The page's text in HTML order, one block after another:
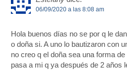
06/09/2020 a las 8:08 am
Hola buenos días no se por q le
o doña si. A uno lo bautizaron con
no creo q el doña sea una forma
pasa a mi q ya después de 2 años